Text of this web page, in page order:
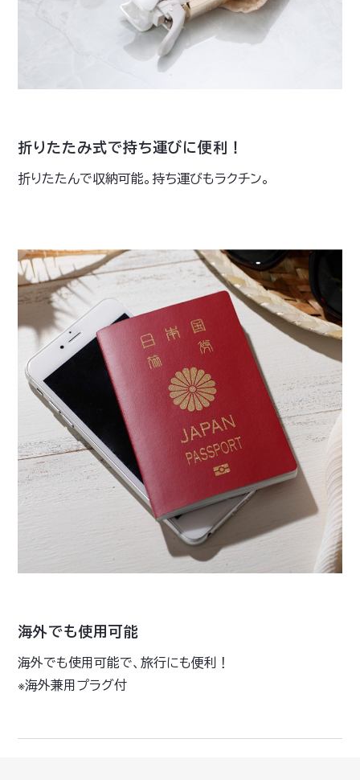
折りたたみ式で持ち運びに便利！
折りたたんで収納可能。持ち運びもラクチン。
海外でも使用可能
海外でも使用可能で、旅行にも便利！
※海外兼用プラグ付